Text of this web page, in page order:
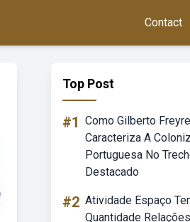
Contact
Top Post
#1 Como Gilberto Freyre
Caracteriza A
Portuguesa No
Destacado
#2 Atividade Espaço
Quantidade